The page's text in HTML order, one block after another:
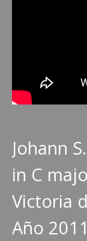
Johann
in C
Victoria
Año 2011